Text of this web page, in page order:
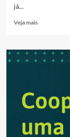
já...
Veja maisRead
Basquete:
Ingressos
para
jogo
Brasil
X